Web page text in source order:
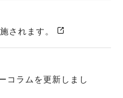
されます。
コラムを更新しまし